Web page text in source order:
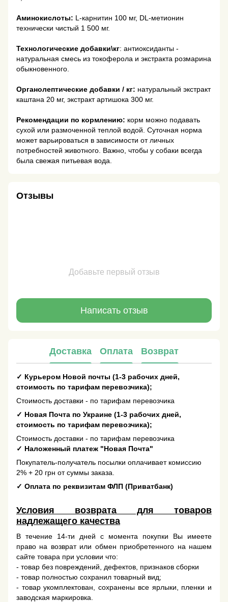
Аминокислоты: L-карнитин 100 мг, DL-метионин
технически чистый 1 500 мг.
Технологические добавки\кг: антиоксиданты -
натуральная смесь из токоферола и экстракта розмарина
обыкновенного.
Органолептические добавки / кг: натуральный экстракт
каштана 20 мг, экстракт артишока 300 мг.
Рекомендации по кормлению: корм можно подавать
сухой или размоченной теплой водой. Суточная норма
может варьироваться в зависимости от личных
потребностей животного. Важно, чтобы у собаки всегда
была свежая питьевая вода.
Отзывы
Добавьте первый отзыв
Написать отзыв
Доставка Оплата Возврат
✓ Курьером Новой почты (1-3 рабочих дней,
стоимость по тарифам перевозчика);
Стоимость доставки - по тарифам перевозчика
✓ Новая Почта по Украине (1-3 рабочих дней,
стоимость по тарифам перевозчика);
Стоимость доставки - по тарифам перевозчика
✓ Наложенный платеж "Новая Почта"
Покупатель-получатель посылки оплачивает комиссию
2% + 20 грн от суммы заказа.
✓ Оплата по реквизитам ФЛП (Приватбанк)
Условия возврата для товаров
надлежащего качества
В течение 14-ти дней с момента покупки Вы имеете
право на возврат или обмен приобретенного на нашем
сайте товара при условии что:
- товар без повреждений, дефектов, признаков сборки
- товар полностью сохранил товарный вид;
- товар укомплектован, сохранены все ярлыки, пленки и
заводская маркировка.